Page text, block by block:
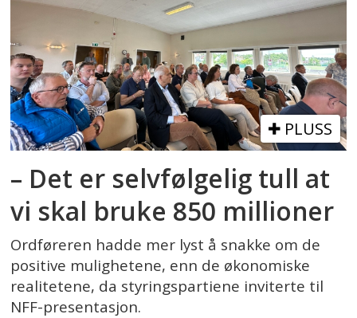
PLUSS
– Det er selvfølgelig tull at
vi skal bruke 850 millioner
Ordføreren hadde mer lyst å snakke om de
positive mulighetene, enn de økonomiske
realitetene, da styringspartiene inviterte til
NFF-presentasjon.